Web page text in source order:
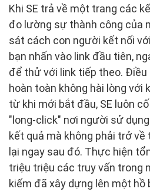
Khi SE trả về một trang các
đo lường sự thành công của
sát cách con người kết nối
bạn nhấn vào link đầu tiên,
để thử với link tiếp theo. Điều
hoàn toàn không hài lòng với
từ khi mới bắt đầu, SE luôn
"long-click" nơi người sử
kết quả mà không phải trở
lại ngay sau đó. Thực hiện
triệu triệu các truy vấn trong
kiếm đã xây dựng lên một hồ